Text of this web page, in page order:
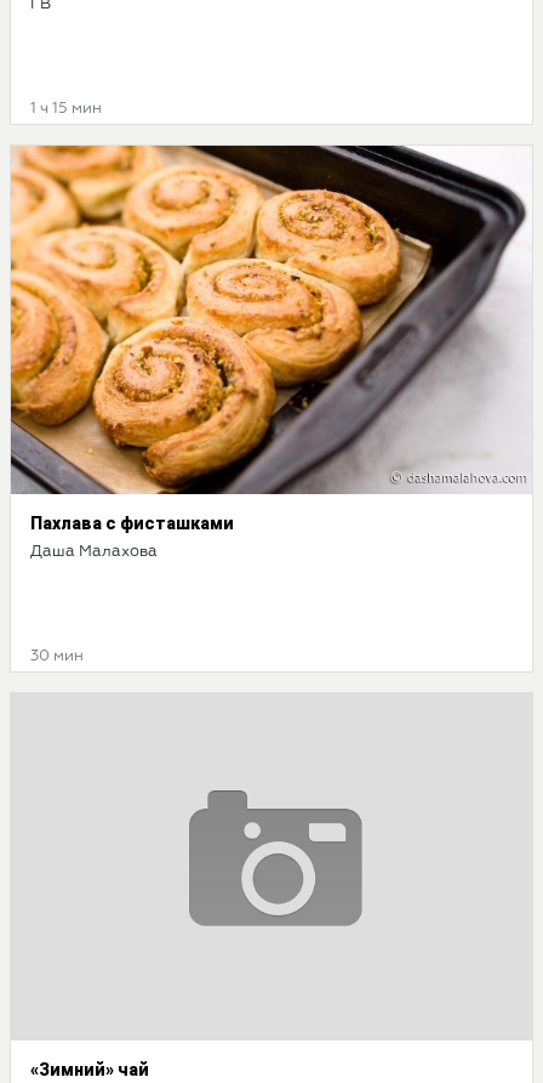
ГВ
1 ч 15 мин
Пахлава с фисташками
Даша Малахова
30 мин
«Зимний» чай